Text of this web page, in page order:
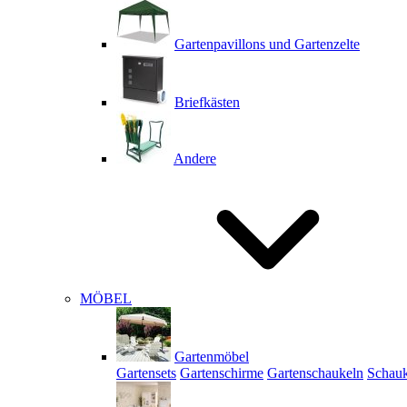
Gartenpavillons und Gartenzelte
Briefkästen
Andere
MÖBEL
Gartenmöbel
Gartensets Gartenschirme Gartenschaukeln